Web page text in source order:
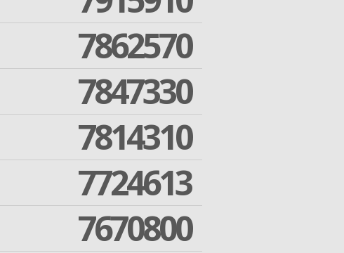
7862570
7847330
7814310
7724613
7670800